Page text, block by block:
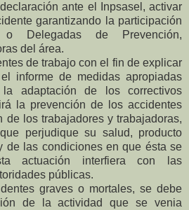
ante el Inpsasel, activar
garantizando la participación
Delegadas de Prevención,
del área.
de trabajo con el fin de explicar
informe de medidas apropiadas
la adaptación de los correctivos
la prevención de los accidentes
de los trabajadores y trabajadoras,
perjudique su salud, producto
de las condiciones en que ésta se
actuación interfiera con las
públicas.
graves o mortales, se debe
de la actividad que se venia